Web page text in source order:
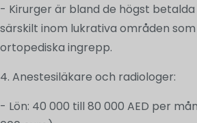
- Kirurger är bland de högst betalda
särskilt inom lukrativa områden
ortopediska ingrepp.
4. Anestesiläkare och radiologer:
- Lön: 40 000 till 80 000 AED per